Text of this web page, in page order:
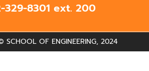
329-8301 ext. 200
SCHOOL OF ENGINEERING, 2024